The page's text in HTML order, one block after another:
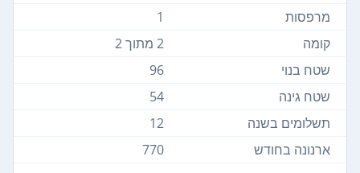
מרפסות
1
קומה
2 מתוך 2
שטח בנוי
96
שטח גינה
54
תשלומים בשנה
12
ארנונה בחודש
770